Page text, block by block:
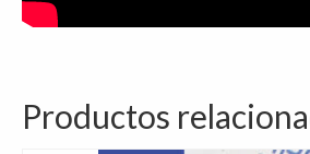
Productos